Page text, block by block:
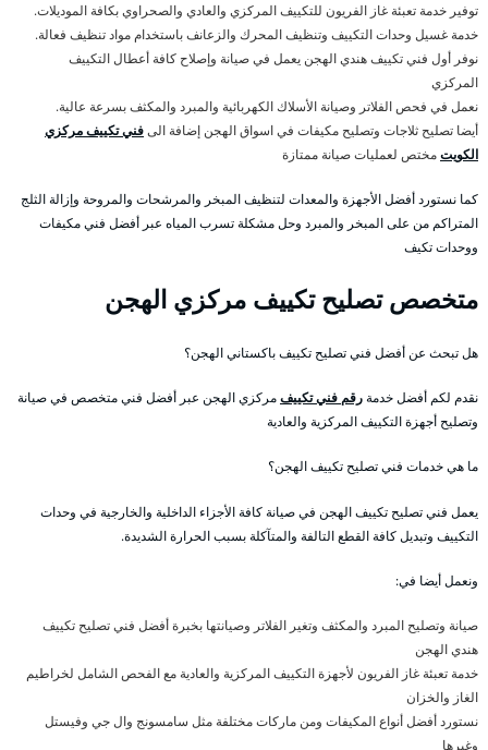
توفير خدمة تعبئة غاز الفريون للتكييف المركزي والعادي والصحراوي بكافة الموديلات.
خدمة غسيل وحدات التكييف وتنظيف المحرك والزعانف باستخدام مواد تنظيف فعالة.
نوفر أول فني تكييف هندي الهجن يعمل في صيانة وإصلاح كافة أعطال التكييف
المركزي
نعمل في فحص الفلاتر وصيانة الأسلاك الكهربائية والمبرد والمكثف بسرعة عالية.
أيضا تصليح ثلاجات وتصليح مكيفات في اسواق الهجن إضافة الىفني تكييف مركزي
الكويتمختص لعمليات صيانة ممتازة
كما نستورد أفضل الأجهزة والمعدات لتنظيف المبخر والمرشحات والمروحة وإزالة الثلج
المتراكم من على المبخر والمبرد وحل مشكلة تسرب المياه عبر أفضل فني مكيفات
ووحدات تكيف
متخصص تصليح تكييف مركزي الهجن
هل تبحث عن أفضل فني تصليح تكييف باكستاني الهجن؟
نقدم لكم أفضل خدمةرقم فني تكييفمركزي الهجن عبر أفضل فني متخصص في صيانة
وتصليح أجهزة التكييف المركزية والعادية
ما هي خدمات فني تصليح تكييف الهجن؟
يعمل فني تصليح تكييف الهجن في صيانة كافة الأجزاء الداخلية والخارجية في وحدات
التكييف وتبديل كافة القطع التالفة والمتآكلة بسبب الحرارة الشديدة.
ونعمل أيضا في:
صيانة وتصليح المبرد والمكثف وتغير الفلاتر وصيانتها بخبرة أفضل فني تصليح تكييف
هندي الهجن
خدمة تعبئة غاز الفريون لأجهزة التكييف المركزية والعادية مع الفحص الشامل لخراطيم
الغاز والخزان
نستورد أفضل أنواع المكيفات ومن ماركات مختلفة مثل سامسونج وال جي وفيستل
وغيرها